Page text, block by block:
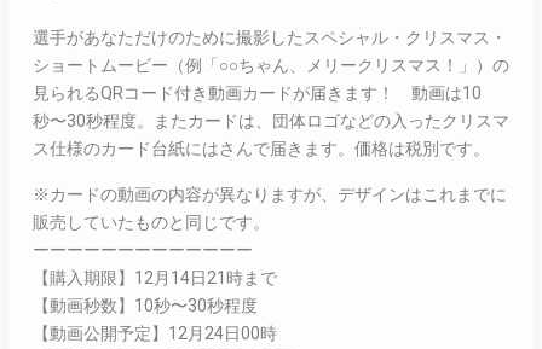
選手があなただけのために撮影したスペシャル・クリスマス・
ショートムービー（例「○○ちゃん、メリークリスマス！」）の
見られるQRコード付き動画カードが届きます！ 動画は10
秒〜30秒程度。またカードは、団体ロゴなどの入ったクリスマ
ス仕様のカード台紙にはさんで届きます。価格は税別です。
※カードの動画の内容が異なりますが、デザインはこれまでに
販売していたものと同じです。
ーーーーーーーーーーーーー
【購入期限】12月14日21時まで
【動画秒数】10秒〜30秒程度
【動画公開予定】12月24日00時